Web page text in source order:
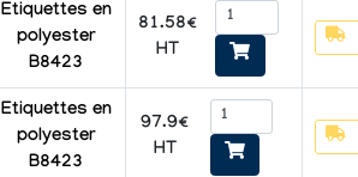
Etiquettes en
polyester
B8423
81.58€
HT
Etiquettes en
polyester
B8423
97.9€
HT